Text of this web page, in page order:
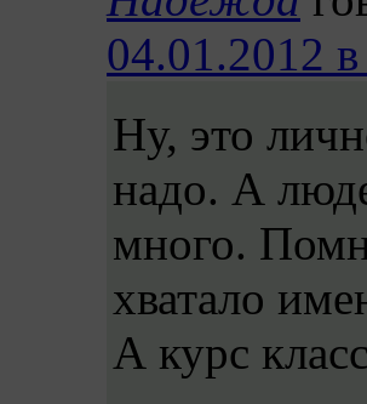
04.01.2012
Ну, это
надо. А
много.
хватало
А курс